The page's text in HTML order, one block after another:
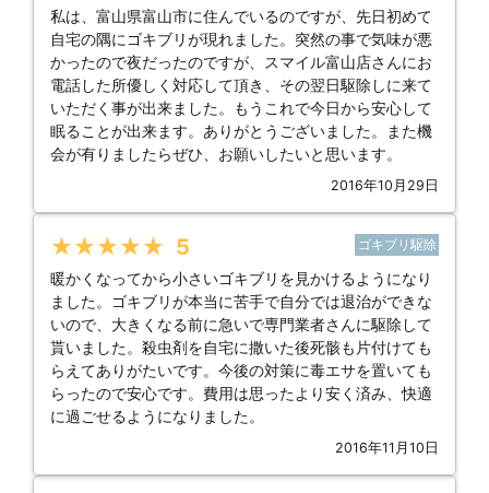
私は、富山県富山市に住んでいるのですが、先日初めて
自宅の隅にゴキブリが現れました。突然の事で気味が悪
かったので夜だったのですが、スマイル富山店さんにお
電話した所優しく対応して頂き、その翌日駆除しに来て
いただく事が出来ました。もうこれで今日から安心して
眠ることが出来ます。ありがとうございました。また機
会が有りましたらぜひ、お願いしたいと思います。
2016年10月29日
★★★★★ 5 ゴキブリ駆除
暖かくなってから小さいゴキブリを見かけるようになり
ました。ゴキブリが本当に苦手で自分では退治ができな
いので、大きくなる前に急いで専門業者さんに駆除して
貰いました。殺虫剤を自宅に撒いた後死骸も片付けても
らえてありがたいです。今後の対策に毒エサを置いても
らったので安心です。費用は思ったより安く済み、快適
に過ごせるようになりました。
2016年11月10日